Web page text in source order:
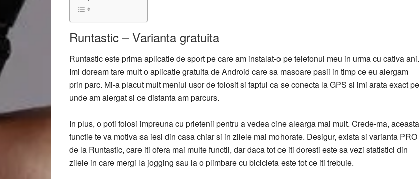
Runtastic – Varianta gratuita
Runtastic este prima aplicatie de sport pe care am instalat-o pe telefonul meu in urma cu cativa ani.
Imi doream tare mult o aplicatie gratuita de Android care sa masoare pasii in timp ce eu alergam
prin parc. Mi-a placut mult meniul usor de folosit si faptul ca se conecta la GPS si imi arata exact pe
unde am alergat si ce distanta am parcurs.
In plus, o poti folosi impreuna cu prietenii pentru a vedea cine alearga mai mult. Crede-ma, aceasta
functie te va motiva sa iesi din casa chiar si in zilele mai mohorate. Desigur, exista si varianta PRO
de la Runtastic, care iti ofera mai multe functii, dar daca tot ce iti doresti este sa vezi statistici din
zilele in care mergi la jogging sau la o plimbare cu bicicleta este tot ce iti trebuie.